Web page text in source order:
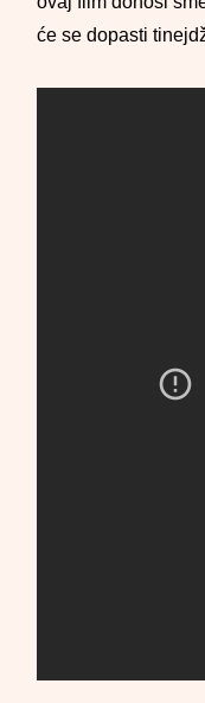
će se dopasti